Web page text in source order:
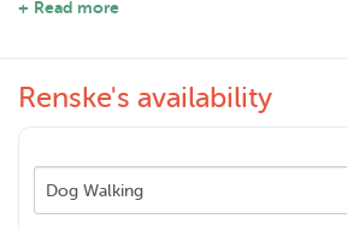
een hond over de vloer te hebben.
+ Read more
Renske's availability